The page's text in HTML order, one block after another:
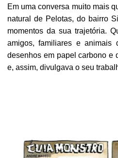
Em uma conversa muito mais
natural de Pelotas, do bairro
momentos da sua trajetória.
amigos, familiares e animais
desenhos em papel carbono e
e, assim, divulgava o seu